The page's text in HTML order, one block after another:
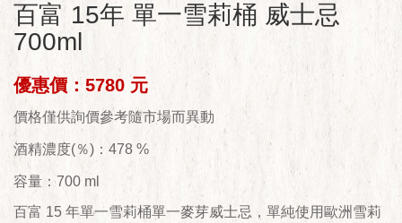
百富 15年 單一雪莉桶 威士忌
700ml
優惠價：5780 元
價格僅供詢價參考隨市場而異動
酒精濃度(％)：478 %
容量：700 ml
百富 15 年單一雪莉桶單一麥芽威士忌，單純使用歐洲雪莉